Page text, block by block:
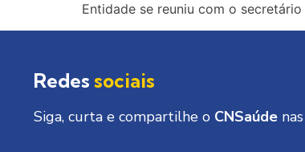
Entidade se reuniu com o
Redes sociais
Siga, curta e compartilhe o CNSaúde